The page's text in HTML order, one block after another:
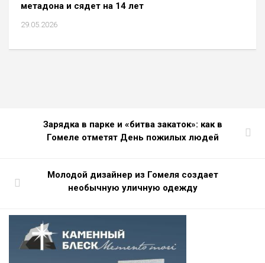
метадона и сядет на 14 лет
29.05.2026
Зарядка в парке и «битва закаток»: как в
Гомеле отметят День пожилых людей
Молодой дизайнер из Гомеля создает
необычную уличную одежду